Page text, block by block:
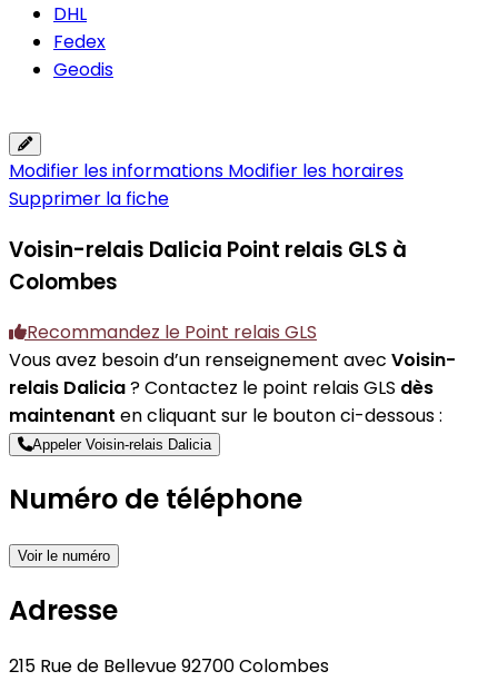
DHL
Fedex
Geodis
Modifier les informations Modifier les horaires
Supprimer la fiche
Voisin-relais Dalicia Point relais GLS à
Colombes
Recommandez le Point relais GLS
Vous avez besoin d’un renseignement avec Voisin-
relais Dalicia? Contactez le point relais GLS dès
maintenant en cliquant sur le bouton ci-dessous :
Appeler Voisin-relais Dalicia
Numéro de téléphone
Voir le numéro
Adresse
215 Rue de Bellevue 92700 Colombes